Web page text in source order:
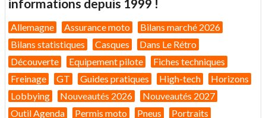
informations depuis 1999 !
Allemagne Assurance moto
Bilans marché 2026
Bilans statistiques
Casques
Dans Le Rétro
Découverte
Equipement pilote
Fiches techniques
Freinage
GT Guides pratiques High-tech
Horizons
Lobbying
Nouveautés 2026
Nouveautés 2027
Outil Agenda
Permis moto Pneus Portraits